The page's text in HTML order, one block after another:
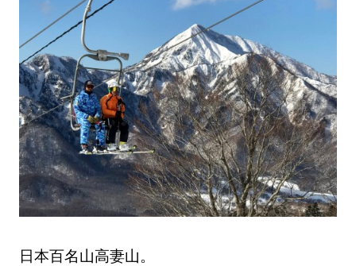
日本百名山高妻山。